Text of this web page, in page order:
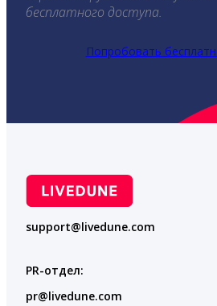
бесплатного доступа.
Попробовать
support@livedune.com
PR-отдел:
pr@livedune.com